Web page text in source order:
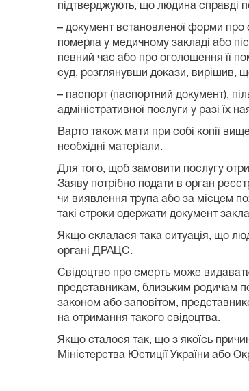
підтверджують, що людина справді
– документ встановленої форми
померла у медичному закладі або
певний час або про оголошення її
суд, розглянувши докази, вирішив,
– паспорт (паспортний документ),
адміністративної послуги у разі їх
Варто також мати при собі копії
необхідні матеріали.
Для того, щоб замовити послугу
Заяву потрібно подати в орган
чи виявлення трупа або за місцем
такі строки одержати документ
Якщо склалася така ситуація, що
органі ДРАЦС.
Свідоцтво про смерть може
представникам, близьким родичам
законом або заповітом,
на отримання такого свідоцтва.
Якщо сталося так, що з якоїсь
Міністерства Юстиції України або